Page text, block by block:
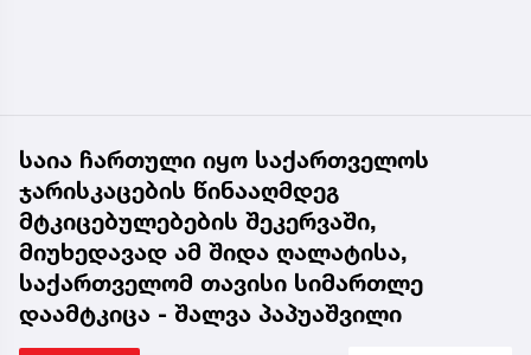
საია ჩართული იყო საქართველოს
ჯარისკაცების წინააღმდეგ
მტკიცებულებების შეკერვაში,
მიუხედავად ამ შიდა ღალატისა,
საქართველომ თავისი სიმართლე
დაამტკიცა - შალვა პაპუაშვილი